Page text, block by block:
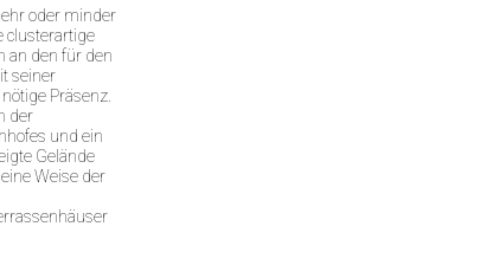
oder minder
clusterartige
an den für den
seiner
Präsenz.
der
und ein
Gelände
Weise der